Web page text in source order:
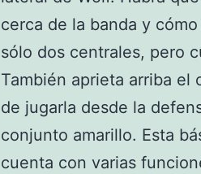
cerca de la banda y
sólo dos centrales, pero
También aprieta arriba el
de jugarla desde la
conjunto amarillo. Esta
cuenta con varias